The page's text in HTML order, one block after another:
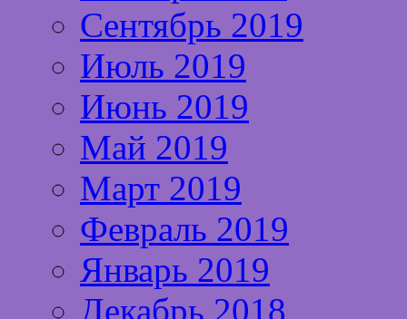
Сентябрь 2019
Июль 2019
Июнь 2019
Май 2019
Март 2019
Февраль 2019
Январь 2019
Декабрь 2018